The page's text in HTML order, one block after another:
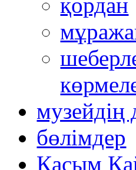
музейдің
бөлімдер
Қасым